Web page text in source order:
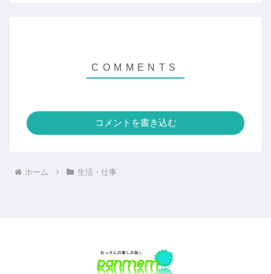
コメントを書き込む
ホーム 生活・仕事